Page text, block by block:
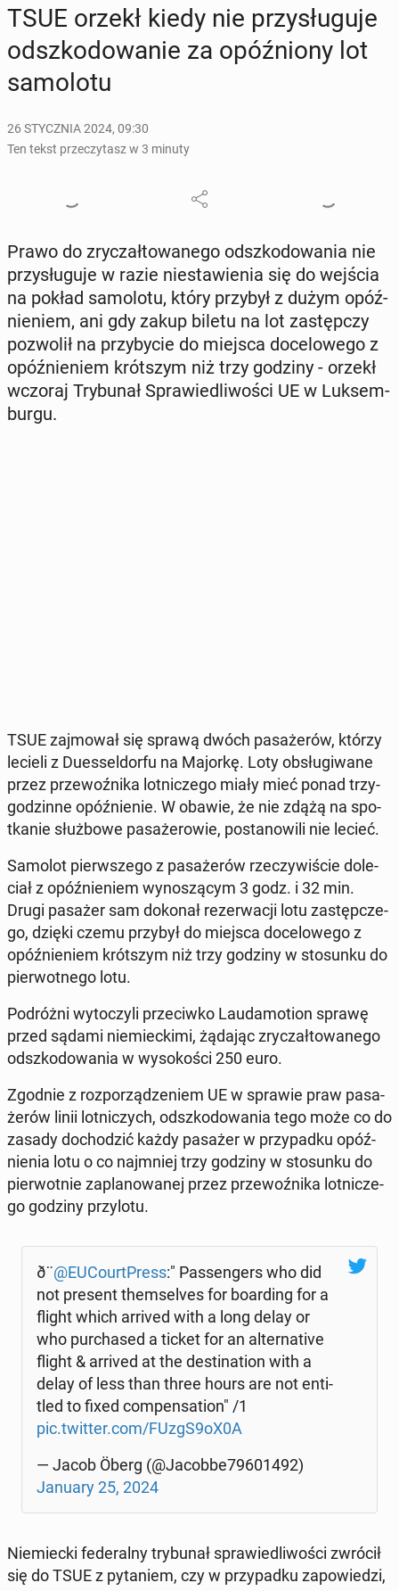
TSUE orzekł kiedy nie przy­słu­gu­je
od­szko­do­wa­nie za opóź­nio­ny lot
sa­mo­lo­tu
26 STYCZNIA 2024, 09:30
Ten tekst przeczytasz w 3 minuty
Prawo do zry­czał­to­wa­ne­go od­szko­do­wa­nia nie
przy­słu­gu­je w razie nie­sta­wie­nia się do wejścia
na pokład sa­mo­lo­tu, który przybył z dużym opóź­
nie­niem, ani gdy zakup biletu na lot za­stęp­czy
po­zwo­lił na przy­by­cie do miejsca do­ce­lo­we­go z
opóź­nie­niem krót­szym niż trzy godziny - orzekł
wczoraj Try­bu­nał Spra­wie­dli­wo­ści UE w Luk­sem­
bur­gu.
TSUE zaj­mo­wał się sprawą dwóch pa­sa­że­rów, którzy
lecieli z Du­es­sel­dor­fu na Majorkę. Loty ob­słu­gi­wa­ne
przez prze­woź­ni­ka lot­ni­cze­go miały mieć ponad trzy­
go­dzin­ne opóź­nie­nie. W obawie, że nie zdążą na spo­
tka­nie służ­bo­we pa­sa­że­ro­wie, po­sta­no­wi­li nie lecieć.
Samolot pierw­sze­go z pa­sa­że­rów rze­czy­wi­ście do­le­
ciał z opóź­nie­niem wy­no­szą­cym 3 godz. i 32 min.
Drugi pasażer sam dokonał re­zer­wa­cji lotu za­stęp­cze­
go, dzięki czemu przybył do miejsca do­ce­lo­we­go z
opóź­nie­niem krót­szym niż trzy godziny w sto­sun­ku do
pier­wot­ne­go lotu.
Po­dróż­ni wy­to­czy­li prze­ciw­ko Lau­da­mo­tion sprawę
przed sądami nie­miec­ki­mi, żądając zry­czał­to­wa­ne­go
od­szko­do­wa­nia w wy­so­ko­ści 250 euro.
Zgodnie z roz­po­rzą­dze­niem UE w sprawie praw pa­sa­
że­rów linii lot­ni­czych, od­szko­do­wa­nia tego może co do
zasady do­cho­dzić każdy pasażer w przy­pad­ku opóź­
nie­nia lotu o co naj­mniej trzy godziny w sto­sun­ku do
pier­wot­nie za­pla­no­wa­nej przez prze­woź­ni­ka lot­ni­cze­
go godziny przy­lo­tu.
ð¨@EU­Co­urt­Press:" Pas­sen­gers who did
not present them­se­lves for bo­ar­ding for a
flight which arrived with a long delay or
who pur­cha­sed a ticket for an al­ter­na­ti­ve
flight & arrived at the de­sti­na­tion with a
delay of less than three hours are not en­ti­
tled to fixed com­pen­sa­tion" /1
pic.twitter.com/FUzgS9oX0A
— Jacob Öberg (@Jacobbe79601492)
January 25, 2024
Nie­miec­ki fe­de­ral­ny try­bu­nał spra­wie­dli­wo­ści zwrócił
się do TSUE z py­ta­niem, czy w przy­pad­ku za­po­wie­dzi,